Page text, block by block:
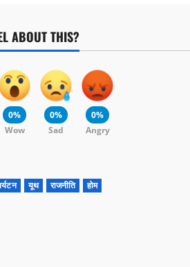
ABOUT THIS?
0%
Wow
0%
Sad
0%
Angry
यूथ राजनीति होम